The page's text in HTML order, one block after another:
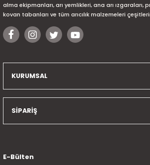
alma ekipmanları, arı yemlikleri, ana arı ızgaraları,
kovan tabanları ve tüm arıcılık malzemeleri
KURUMSAL
SİPARİŞ
E-Bülten